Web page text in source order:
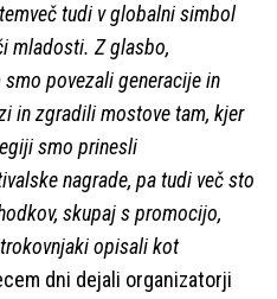
tudi v globalni simbol
mladosti. Z glasbo,
povezali generacije in
in zgradili mostove tam, kjer
smo prinesli
nagrade, pa tudi več sto
skupaj s promocijo,
opisali kot
dni dejali organizatorji